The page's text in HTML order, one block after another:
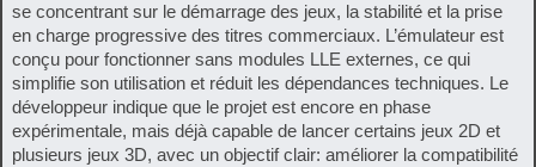
se concentrant sur le démarrage des jeux, la stabilité et la prise
en charge progressive des titres commerciaux. L’émulateur est
conçu pour fonctionner sans modules LLE externes, ce qui
simplifie son utilisation et réduit les dépendances techniques. Le
développeur indique que le projet est encore en phase
expérimentale, mais déjà capable de lancer certains jeux 2D et
plusieurs jeux 3D, avec un objectif clair: améliorer la compatibilité